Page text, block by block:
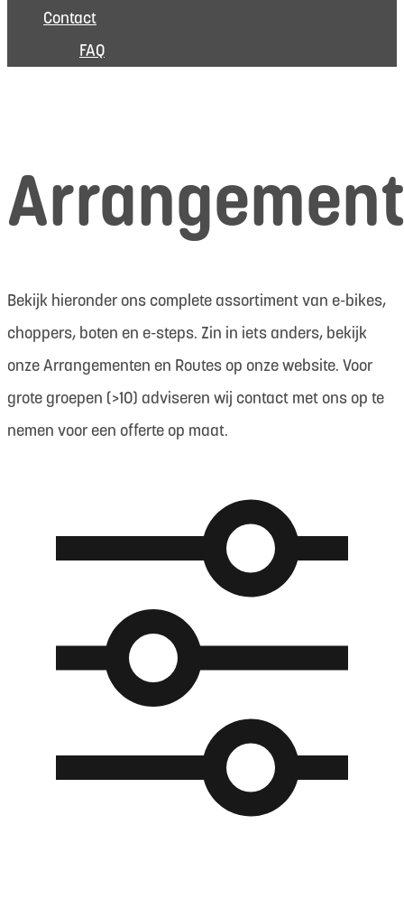
Contact
FAQ
Bekijk hieronder ons complete assortiment van e-bikes,
choppers, boten en e-steps. Zin in iets anders, bekijk
onze Arrangementen en Routes op onze website. Voor
grote groepen (>10) adviseren wij contact met ons op te
nemen voor een offerte op maat.